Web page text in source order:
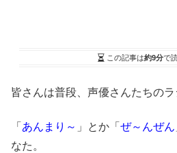
この記事は約9分で
皆さんは普段、声優さんたちの
「 あんまり～ 」とか「 ぜ～んぜん
なた。